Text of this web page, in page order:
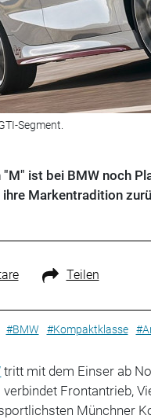
Segment.
"M" ist bei BMW noch
ihre Markentradition
Teilen
#BMW #Kompaktklasse
tritt mit dem Einser ab
verbindet Frontantrieb,
Münchner